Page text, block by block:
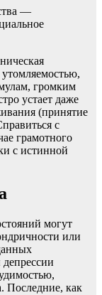
—
громким
устает даже
(принятие
с
грамотного
с истинной
могут
или
Последние, как